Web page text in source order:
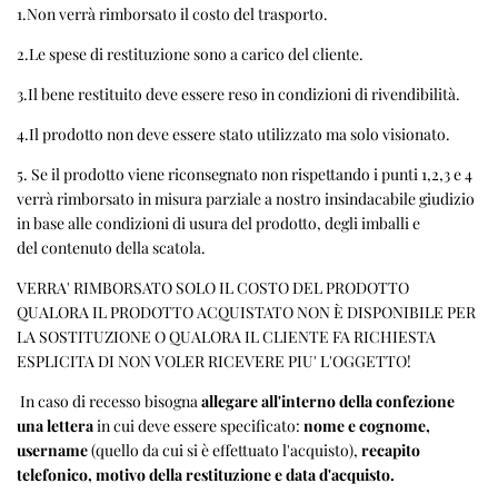
1.Non verrà rimborsato il costo del trasporto.
2.Le spese di restituzione sono a carico del cliente.
3.Il bene restituito deve essere reso in condizioni di rivendibilità.
4.Il prodotto non deve essere stato utilizzato ma solo visionato.
5. Se il prodotto viene riconsegnato non rispettando i punti 1,2,3 e 4
verrà rimborsato in misura parziale a nostro insindacabile giudizio
in base alle condizioni di usura del prodotto, degli imballi e
del contenuto della scatola.
VERRA' RIMBORSATO SOLO IL COSTO DEL PRODOTTO
QUALORA IL PRODOTTO ACQUISTATO NON È DISPONIBILE PER
LA SOSTITUZIONE O QUALORA IL CLIENTE FA RICHIESTA
ESPLICITA DI NON VOLER RICEVERE PIU' L'OGGETTO!
In caso di recesso bisognaallegare all'interno della confezione
una letterain cui deve essere specificato: nome e cognome,
username(quello da cui si è effettuato l'acquisto), recapito
telefonico, motivo della restituzione e data d'acquisto.